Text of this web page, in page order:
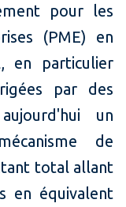
pour les
(PME) en
en particulier
par des
un
de
total allant
en équivalent